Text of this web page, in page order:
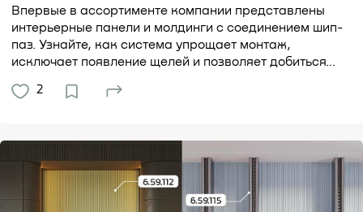
Впервые в ассортименте компании представлены
интерьерные панели и молдинги с соединением шип-
паз. Узнайте, как система упрощает монтаж,
исключает появление щелей и позволяет добиться...
2